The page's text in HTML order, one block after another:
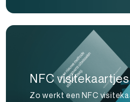
NFC visitekaartjes
Zo werkt een NFC